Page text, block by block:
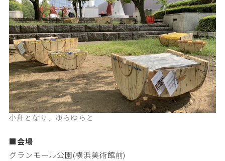
小舟となり、ゆらゆらと
■会場
グランモール公園(横浜美術館前)